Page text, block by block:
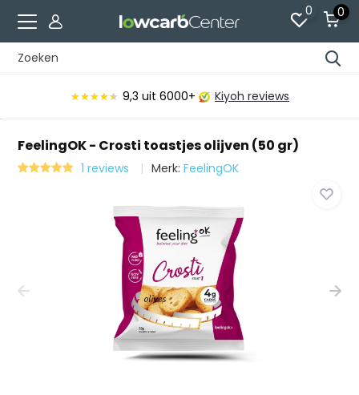
0 0
★★★★★
★★★★★ 9,3 uit 6000+ Kiyoh reviews
FeelingOK - Crosti toastjes olijven (50 gr)
1 reviews Merk:FeelingOK